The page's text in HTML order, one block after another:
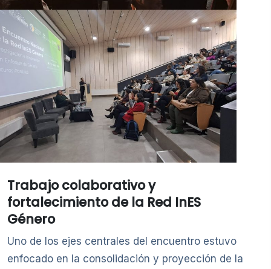
Trabajo colaborativo y
fortalecimiento de la Red InES
Género
Uno de los ejes centrales del encuentro estuvo
enfocado en la consolidación y proyección de la